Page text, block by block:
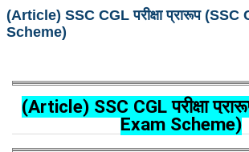
PDF NOTES
SSC CHSL PDF Notes
SSC CGL (Tier-1) हिन्दी PDF Notes
SSC CGL Tier-2 Notes
(Article) SSC CGL परीक्षा प्रारूप
Scheme)
(Article) SSC CGL परीक्षा
Exam Scheme)